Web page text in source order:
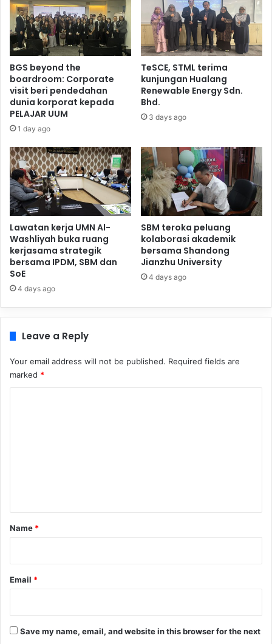
BGS beyond the
boardroom: Corporate
visit beri pendedahan
dunia korporat kepada
PELAJAR UUM
1 day ago
TeSCE, STML terima
kunjungan Hualang
Renewable Energy Sdn.
Bhd.
3 days ago
Lawatan kerja UMN Al-
Washliyah buka ruang
kerjasama strategik
bersama IPDM, SBM dan
SoE
4 days ago
SBM teroka peluang
kolaborasi akademik
bersama Shandong
Jianzhu University
4 days ago
Leave a Reply
Your email address will not be published. Required fields are
marked *
*
Name *
Email *
Save my name, email, and website in this browser for the next